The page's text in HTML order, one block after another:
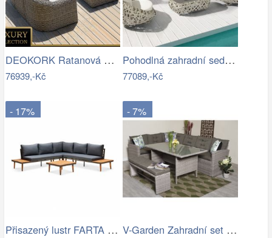
DEOKORK Ratanová modulová sestava…
76939,-Kč
Pohodlná zahradní sedací souprava - IKT
77089,-Kč
- 17%
Přisazený lustr FARTA 5xE27/60W/230V…
- 7%
V-Garden Zahradní set TUNIS SET 6